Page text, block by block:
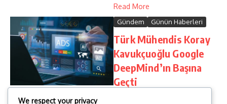
Read More
Gündem Günün Haberleri
Türk Mühendis Koray
Kavukçuoğlu Google
DeepMind’ın Başına
Geçti
We respect your privacy